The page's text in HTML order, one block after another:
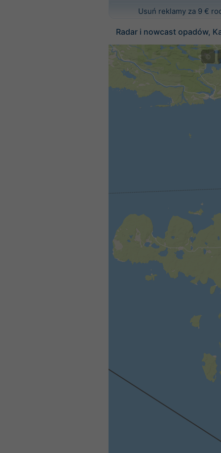
Usuń reklamy za 9 €
Radar i nowcast opadów,
©